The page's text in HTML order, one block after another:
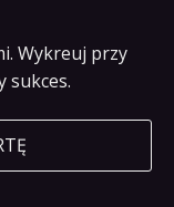
Wykreuj przy
sukces.